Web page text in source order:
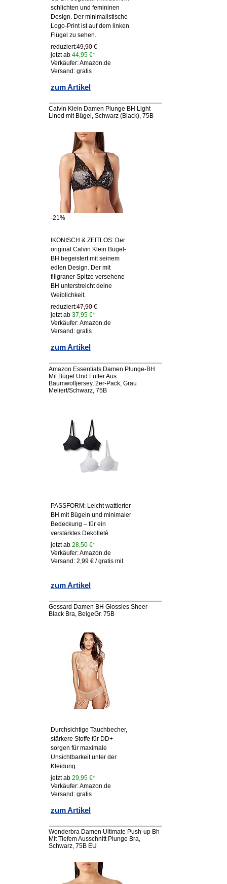
schlichten und femininen
Design. Der minimalistische
Logo-Print ist auf dem linken
Flügel zu sehen.
reduziert:49,90 €
jetzt ab 44,95 €*
Verkäufer: Amazon.de
Versand: gratis
zum Artikel
Calvin Klein Damen Plunge BH Light
Lined mit Bügel, Schwarz (Black), 75B
-21%
IKONISCH & ZEITLOS: Der
original Calvin Klein Bügel-
BH begeistert mit seinem
edlen Design. Der mit
filigraner Spitze versehene
BH unterstreicht deine
Weiblichkeit.
reduziert:47,90 €
jetzt ab 37,95 €*
Verkäufer: Amazon.de
Versand: gratis
zum Artikel
Amazon Essentials Damen Plunge-BH
Mit Bügel Und Futter Aus
Baumwolljersey, 2er-Pack, Grau
Meliert/Schwarz, 75B
PASSFORM: Leicht wattierter
BH mit Bügeln und minimaler
Bedeckung – für ein
verstärktes Dekolleté
jetzt ab 28,50 €*
Verkäufer: Amazon.de
Versand: 2,99 € / gratis mit
zum Artikel
Gossard Damen BH Glossies Sheer
Black Bra, BeigeGr. 75B
Durchsichtige Tauchbecher,
stärkere Stoffe für DD+
sorgen für maximale
Unsichtbarkeit unter der
Kleidung.
jetzt ab 29,95 €*
Verkäufer: Amazon.de
Versand: gratis
zum Artikel
Wonderbra Damen Ultimate Push-up Bh
Mit Tiefem Ausschnitt Plunge Bra,
Schwarz, 75B EU